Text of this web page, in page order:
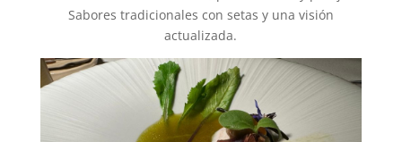
Sabores tradicionales con setas y una visión
actualizada.